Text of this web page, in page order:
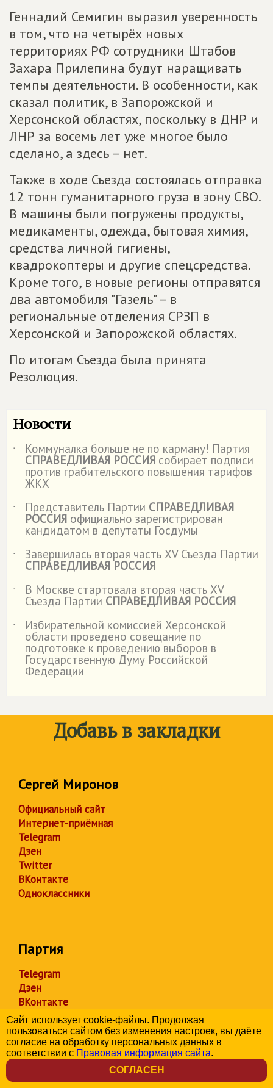
Геннадий Семигин выразил уверенность
в том, что на четырёх новых
территориях РФ сотрудники Штабов
Захара Прилепина будут наращивать
темпы деятельности. В особенности, как
сказал политик, в Запорожской и
Херсонской областях, поскольку в ДНР и
ЛНР за восемь лет уже многое было
сделано, а здесь – нет.
Также в ходе Съезда состоялась отправка
12 тонн гуманитарного груза в зону СВО.
В машины были погружены продукты,
медикаменты, одежда, бытовая химия,
средства личной гигиены,
квадрокоптеры и другие спецсредства.
Кроме того, в новые регионы отправятся
два автомобиля "Газель" – в
региональные отделения СРЗП в
Херсонской и Запорожской областях.
По итогам Съезда была принята
Резолюция.
Новости
˙ Коммуналка больше не по карману! Партия
СПРАВЕДЛИВАЯ РОССИЯ собирает подписи
против грабительского повышения тарифов
ЖКХ
˙
Представитель Партии СПРАВЕДЛИВАЯ
РОССИЯ официально зарегистрирован
кандидатом в депутаты Госдумы
˙
Завершилась вторая часть XV Съезда Партии
СПРАВЕДЛИВАЯ РОССИЯ
˙
В Москве стартовала вторая часть XV
Съезда Партии СПРАВЕДЛИВАЯ РОССИЯ
˙
Избирательной комиссией Херсонской
области проведено совещание по
подготовке к проведению выборов в
Государственную Думу Российской
Федерации
Добавь в закладки
Сергей Миронов
Официальный сайт
Интернет-приёмная
Telegram
Дзен
Twitter
ВКонтакте
Одноклассники
Партия
Telegram
Дзен
ВКонтакте
Одноклассники
YouTube
Сайт использует cookie-файлы. Продолжая
пользоваться сайтом без изменения настроек, вы даёте
согласие на обработку персональных данных в
соответствии с Правовая информация сайта.
СОГЛАСЕН